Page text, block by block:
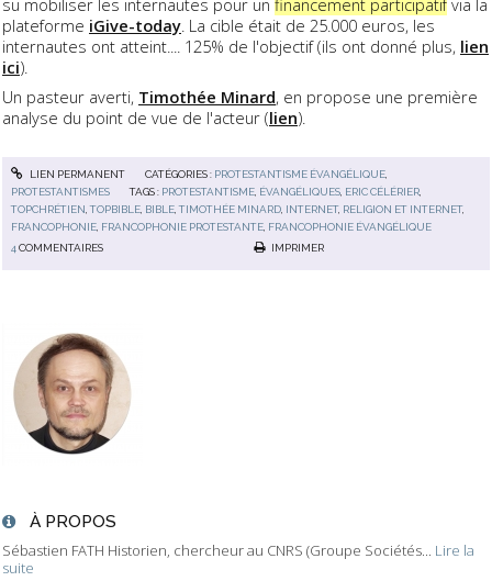
À PROPOS
Sébastien FATH Historien, chercheur au CNRS (Groupe Sociétés... Lire la
suite
plateforme iGive-today . La cible était de 25.000 euros, les
internautes ont atteint.... 125% de l'objectif (ils ont donné plus, lien
ici).
Un pasteur averti, Timothée Minard, en propose une première
analyse du point de vue de l'acteur (lien).
LIEN PERMANENT CATÉGORIES : PROTESTANTISME ÉVANGÉLIQUE,
PROTESTANTISMES
TAGS : PROTESTANTISME, ÉVANGÉLIQUES, ERIC CÉLÉRIER,
TOPCHRÉTIEN,TOPBIBLE, BIBLE,TIMOTHÉE MINARD, INTERNET, RELIGION ET INTERNET,
FRANCOPHONIE, FRANCOPHONIE PROTESTANTE, FRANCOPHONIE ÉVANGÉLIQUE
4 COMMENTAIRES IMPRIMER